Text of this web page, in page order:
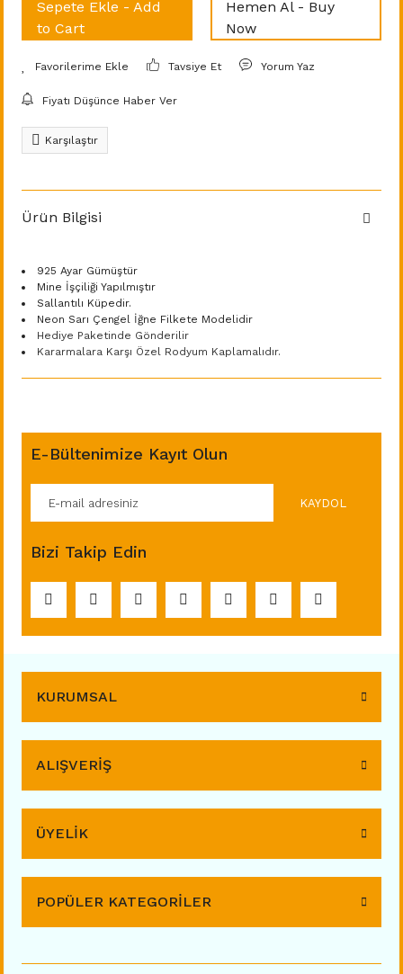
Sepete Ekle - Add
to Cart
Hemen Al - Buy
Now
Tavsiye Et Yorum Yaz
Fiyatı Düşünce Haber Ver
Karşılaştır
Ürün Bilgisi
925 Ayar Gümüştür
Mine İşçiliği Yapılmıştır
Sallantılı Küpedir.
Neon Sarı Çengel İğne Filkete Modelidir
Hediye Paketinde Gönderilir
Kararmalara Karşı Özel Rodyum Kaplamalıdır.
E-Bültenimize Kayıt Olun
KAYDOL
Bizi Takip Edin
KURUMSAL
ALIŞVERİŞ
ÜYELİK
POPÜLER KATEGORİLER